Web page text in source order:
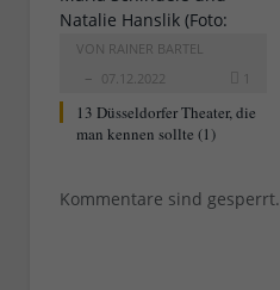
VON RAINER BARTEL
07.12.2022
1
13 Düsseldorfer Theater, die
man kennen sollte (1)
Kommentare sind gesperrt.